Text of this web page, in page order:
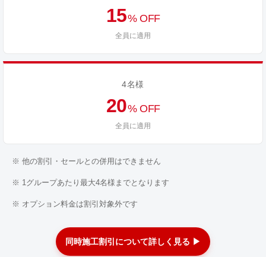
15% OFF
全員に適用
4名様
20% OFF
全員に適用
※ 他の割引・セールとの併用はできません
※ 1グループあたり最大4名様までとなります
※ オプション料金は割引対象外です
同時施工割引について詳しく見る ▶